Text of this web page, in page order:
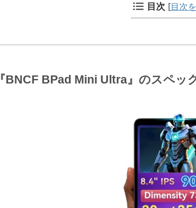
目次 [目次
『BNCF BPad Mini Ultra』のスペッ